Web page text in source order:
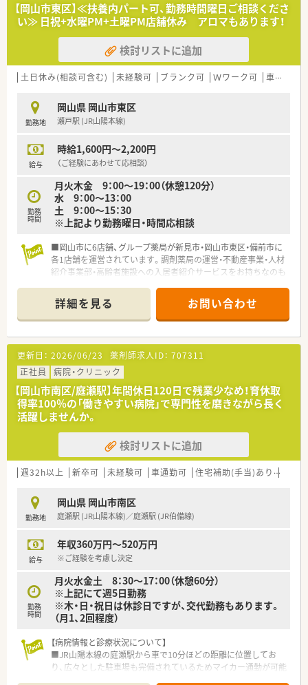
【岡山市東区】≪扶養内パート可、勤務時間曜日ご相談くださ
い≫ 日祝+水曜PM+土曜PM店舗休み アロマもあります！
検討リストに追加
土日休み(相談可含む) 未経験可 ブランク可 Ｗワーク可 車通勤可
勤務地
岡山県 岡山市東区
瀬戸駅 (JR山陽本線)
給与
時給1,600円～2,200円
（ご経験にあわせて応相談）
勤務
時間
月火木金 9：00～19：00（休憩120分）
水 9：00～13：00
土 9：00～15：30
※上記より勤務曜日・時間応相談
■岡山市に6店舗、グループ薬局が新見市・岡山市東区・備前市に
各1店舗を運営されています。調剤薬局の運営・不動産事業・人材
紹介事業部・高齢者施設への入居者紹介サービスをお持ちなのも
■多様な職種の方が勤務されており、薬剤師・看護師・管理栄養士
様などが幅広くご活躍されています。
■居宅在宅・施設在宅業務も市内にて積極的に取り組まれていま
す。会社としても優先順位を上げたいため、在宅の件数にて賞与
インセンティブがあるなど、やりがいと評価がついてくる会社で
す。
詳細を見る お問い合わせ
更新日： 2026/06/23 薬剤師求人ID： 707311
正社員
病院・クリニック
【岡山市南区/庭瀬駅】年間休日120日で残業少なめ！育休取
得率100％の「働きやすい病院」で専門性を磨きながら長く
活躍しませんか。
検討リストに追加
週32h以上 新卒可 未経験可 車通勤可 住宅補助(手当)あり
勤務地
岡山県 岡山市南区
庭瀬駅 (JR山陽本線)／庭瀬駅 (JR伯備線)
給与
年収360万円～520万円
※ご経験を考慮し決定
勤務
時間
月火水金土 8：30～17：00（休憩60分）
※上記にて週5日勤務
※木・日・祝日は休診日ですが、交代勤務もあります。
（月1、2回程度）
【病院情報と診療状況について】
■JR山陽本線の庭瀬駅から車で10分ほどの距離に位置してお
り、広々とした駐車場も完備されているためマイカー通勤が可能